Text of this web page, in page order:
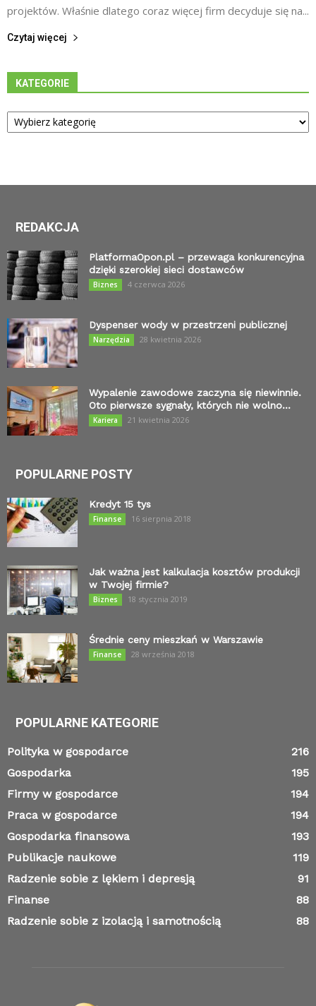
projektów. Właśnie dlatego coraz więcej firm decyduje się na...
Czytaj więcej
KATEGORIE
Kategorie
REDAKCJA
PlatformaOpon.pl – przewaga konkurencyjna
dzięki szerokiej sieci dostawców
Biznes 4 czerwca 2026
Dyspenser wody w przestrzeni publicznej
Narzędzia 28 kwietnia 2026
Wypalenie zawodowe zaczyna się niewinnie.
Oto pierwsze sygnały, których nie wolno...
Kariera 21 kwietnia 2026
POPULARNE POSTY
Kredyt 15 tys
Finanse 16 sierpnia 2018
Jak ważna jest kalkulacja kosztów produkcji
w Twojej firmie?
Biznes 18 stycznia 2019
Średnie ceny mieszkań w Warszawie
Finanse 28 września 2018
POPULARNE KATEGORIE
Polityka w gospodarce
216
Gospodarka
195
Firmy w gospodarce
194
Praca w gospodarce
194
Gospodarka finansowa
193
Publikacje naukowe
119
Radzenie sobie z lękiem i depresją
91
Finanse
88
Radzenie sobie z izolacją i samotnością
88